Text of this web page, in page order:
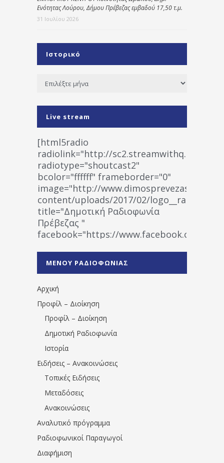
Ενότητας Λούρου, Δήμου Πρέβεζας εμβαδού 17,50 τ.μ.
31 Ιουλίου 2026
Ιστορικό
Ιστορικό
Live stream
[html5radio
radiolink="http://
radiotype="shoutcast2"
bcolor="ffffff" frameborder="0"
image="http://www.dimosprevezas.gr/wp-
content/uploads/2017/02/
title="Δημοτική Ραδιοφωνία
Πρέβεζας "
facebook="https://www.facebook.com/
1531194763766854/" artist="" ]
ΜΕΝΟΥ ΡΑΔΙΟΦΩΝΙΑΣ
Αρχική
Προφίλ – Διοίκηση
Προφίλ – Διοίκηση
Δημοτική Ραδιοφωνία
Ιστορία
Ειδήσεις – Ανακοινώσεις
Τοπικές Ειδήσεις
Μεταδόσεις
Ανακοινώσεις
Αναλυτικό πρόγραμμα
Ραδιοφωνικοί Παραγωγοί
Διαφήμιση